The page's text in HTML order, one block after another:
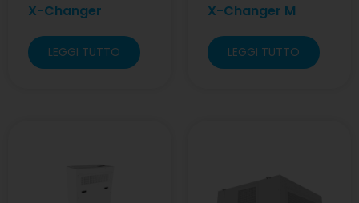
X-Changer
LEGGI TUTTO
X-Changer M
LEGGI TUTTO